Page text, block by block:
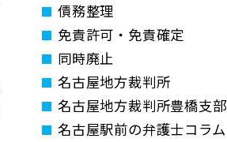
債務整理
免責許可・免責確定
同時廃止
名古屋地方裁判所
名古屋地方裁判所豊橋支部
名古屋駅前の弁護士コラム